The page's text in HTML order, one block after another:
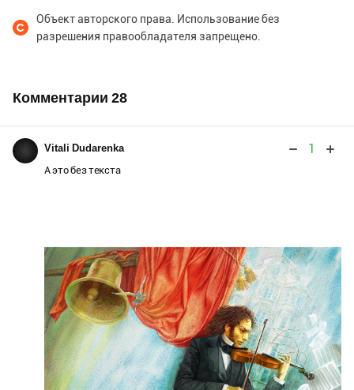
Объект авторского права. Использование без
разрешения правообладателя запрещено.
Комментарии 28
Vitali Dudarenka 1
А это без текста